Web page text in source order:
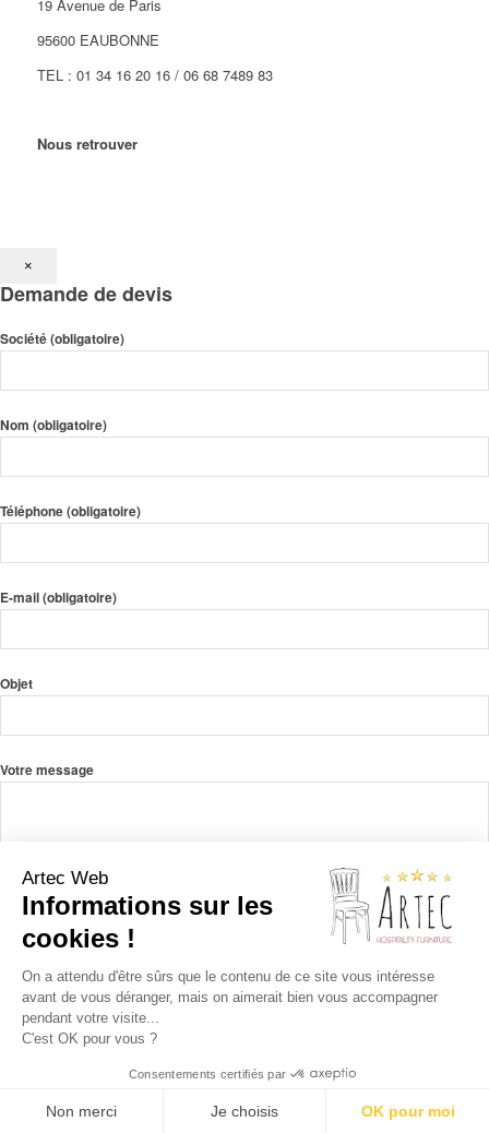
19 Avenue de Paris
95600 EAUBONNE
TEL : 01 34 16 20 16 / 06 68 7489 83
Nous retrouver
×
Demande de devis
Société (obligatoire)
Nom (obligatoire)
Téléphone (obligatoire)
E-mail (obligatoire)
Objet
Votre message
Artec Web
Informations sur les
cookies !
On a attendu d'être sûrs que le contenu de ce site vous intéresse
avant de vous déranger, mais on aimerait bien vous accompagner
pendant votre visite...
C'est OK pour vous ?
Consentements certifiés par
Non merci Je choisis OK pour moi